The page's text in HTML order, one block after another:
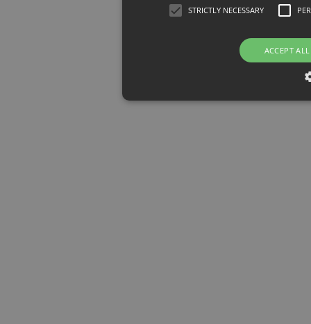
STRICTLY NECESSARY
ACCEPT ALL